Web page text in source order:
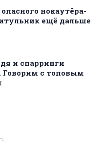
нокаутёра-
ещё дальше
и спарринги
Говорим с топовым